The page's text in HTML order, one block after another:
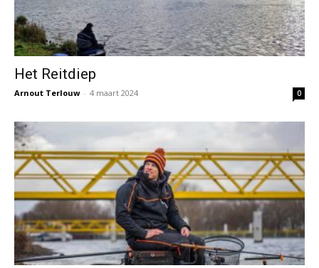
Het Reitdiep
Arnout Terlouw - 4 maart 2024 0